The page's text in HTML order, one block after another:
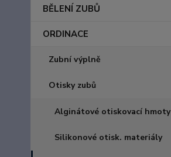
BĚLENÍ ZUBŮ
ORDINACE
Zubní výplně
Otisky zubů
Alginátové otiskovací hmoty
Silikonové otisk. materiály